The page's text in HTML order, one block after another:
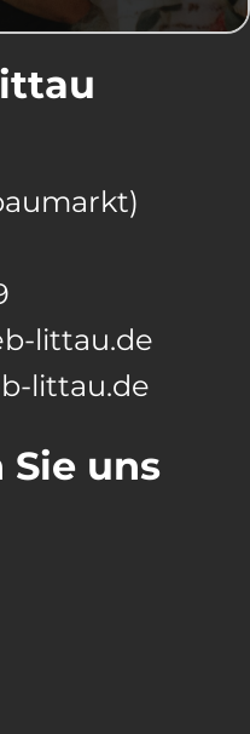
littau.de
littau.de
uns